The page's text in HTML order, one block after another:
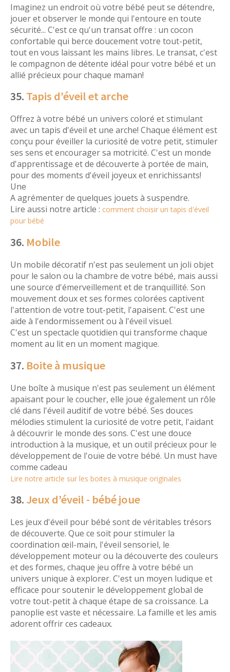
Imaginez un endroit où votre bébé peut se détendre,
jouer et observer le monde qui l'entoure en toute
sécurité... C'est ce qu'un transat offre : un cocon
confortable qui berce doucement votre tout-petit,
tout en vous laissant les mains libres. Le transat, c'est
le compagnon de détente idéal pour votre bébé et un
allié précieux pour chaque maman!
35. Tapis d’éveil et arche
Offrez à votre bébé un univers coloré et stimulant
avec un tapis d'éveil et une arche! Chaque élément est
conçu pour éveiller la curiosité de votre petit, stimuler
ses sens et encourager sa motricité. C'est un monde
d'apprentissage et de découverte à portée de main,
pour des moments d'éveil joyeux et enrichissants!
Une
A agrémenter de quelques jouets à suspendre.
Lire aussi notre article : comment choisir un tapis d'éveil
pour bébé
36. Mobile
Un mobile décoratif n'est pas seulement un joli objet
pour le salon ou la chambre de votre bébé, mais aussi
une source d'émerveillement et de tranquillité. Son
mouvement doux et ses formes colorées captivent
l'attention de votre tout-petit, l'apaisent. C'est une
aide à l'endormissement ou à l'éveil visuel.
C'est un spectacle quotidien qui transforme chaque
moment au lit en un moment magique.
37. Boite à musique
Une boîte à musique n'est pas seulement un élément
apaisant pour le coucher, elle joue également un rôle
clé dans l'éveil auditif de votre bébé. Ses douces
mélodies stimulent la curiosité de votre petit, l'aidant
à découvrir le monde des sons. C'est une douce
introduction à la musique, et un outil précieux pour le
développement de l'ouïe de votre bébé. Un must have
comme cadeau
Lire notre article sur les boites à musique originales
38. Jeux d’éveil - bébé joue
Les jeux d'éveil pour bébé sont de véritables trésors
de découverte. Que ce soit pour stimuler la
coordination œil-main, l'éveil sensoriel, le
développement moteur ou la découverte des couleurs
et des formes, chaque jeu offre à votre bébé un
univers unique à explorer. C'est un moyen ludique et
efficace pour soutenir le développement global de
votre tout-petit à chaque étape de sa croissance. La
panoplie est vaste et nécessaire. La famille et les amis
adorent offrir ces cadeaux.